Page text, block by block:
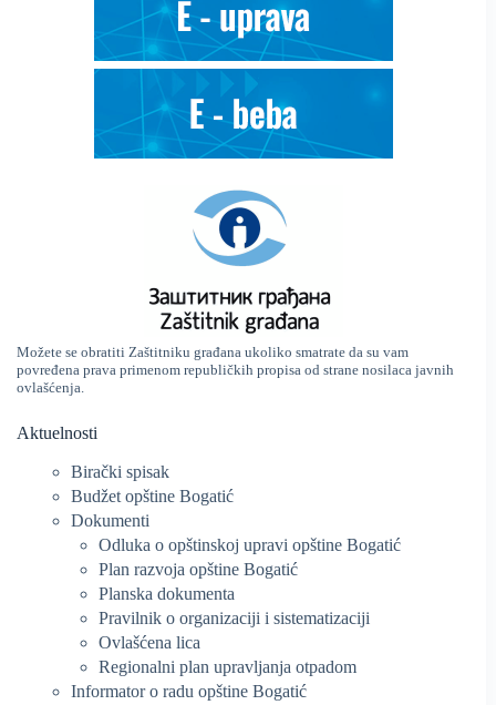
Možete se obratiti Zaštitniku građana ukoliko smatrate da su vam
povređena prava primenom republičkih propisa od strane nosilaca javnih
ovlašćenja.
Aktuelnosti
Birački spisak
Budžet opštine Bogatić
Dokumenti
Odluka o opštinskoj upravi opštine Bogatić
Plan razvoja opštine Bogatić
Planska dokumenta
Pravilnik o organizaciji i sistematizaciji
Ovlašćena lica
Regionalni plan upravljanja otpadom
Informator o radu opštine Bogatić